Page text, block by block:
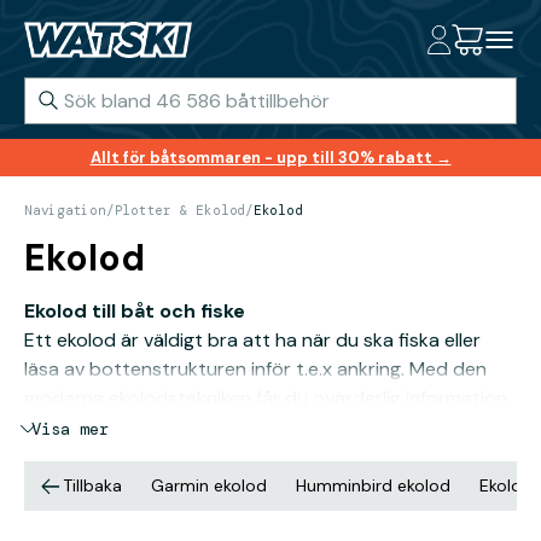
Allt för båtsommaren - upp till 30% rabatt →
Navigation/Plotter & Ekolod /Ekolod
Ekolod
Ekolod till båt och fiske
Ett ekolod är väldigt bra att ha när du ska fiska eller
läsa av bottenstrukturen inför t.e.x ankring. Med den
om vad som befinner sig under ytan.
Vad menas med ekolod?
Det finns tre olika typer av ekolod, Chirp, DSI (Down
Scan Imaging) och side imaging. Den mest traditionella
Visa mer
Tillbaka Garmin ekolod Humminbird ekolod